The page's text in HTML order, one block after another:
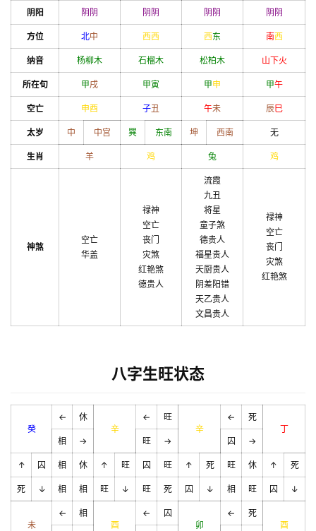
阴阳 阴 阴 阴 阴 阴 阴 阴 阴
方位 北中 西西 西东 南西
纳音 杨柳木 石榴木 松柏木 山下火
所在旬 甲戌 甲寅 甲申 甲午
空亡 申酉 子丑 午未 辰巳
太岁 中 中宫 巽 东南 坤 西南 无
生肖 羊 鸡 兔 鸡
神煞
空亡
华盖
禄神
空亡
丧门
灾煞
红艳煞
德贵人
流霞
九丑
将星
童子煞
德贵人
福星贵人
天厨贵人
阴差阳错
天乙贵人
文昌贵人
禄神
空亡
丧门
灾煞
红艳煞
八字生旺状态
癸
←
休
辛
←
旺
辛
←
死
丁
相
→ 旺 → 囚 →
↑ 囚 相 休 ↑ 旺 囚 旺 ↑ 死 旺 休 ↑ 死
死 ↓ 相 相 旺 ↓ 旺 死 囚 ↓ 相 旺 囚 ↓
未
←
相
酉
←
囚
卯
←
死
酉